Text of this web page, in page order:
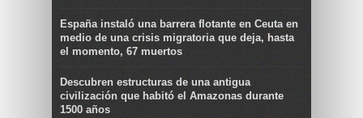
España instaló una barrera flotante en Ceuta en
medio de una crisis migratoria que deja, hasta
el momento, 67 muertos
Descubren estructuras de una antigua
civilización que habitó el Amazonas durante
1500 años